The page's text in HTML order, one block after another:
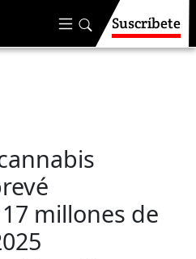
Suscríbete
millones de